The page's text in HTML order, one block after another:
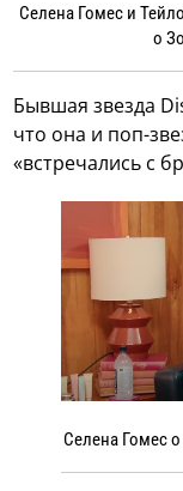
Селена Гомес и
о
Бывшая звезда
что она и поп-
«встречались с
Селена Гомес